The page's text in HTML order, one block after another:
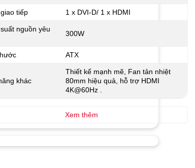
tiếp 1 x DVI-D/ 1 x HDMI
nguồn yêu
300W
ATX
khác
Thiết kế mạnh mẽ, Fan tản nhiệt
80mm hiệu quả, hỗ trợ HDMI
4K@60Hz .
Xem thêm